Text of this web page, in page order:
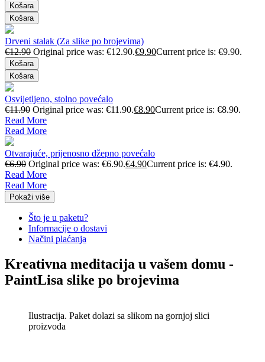
Košara
Košara
Drveni stalak (Za slike po brojevima)
€12.90 Original price was: €12.90.€9.90Current price is: €9.90.
Košara
Košara
Osvijetljeno, stolno povećalo
€11.90 Original price was: €11.90.€8.90Current price is: €8.90.
Read More
Read More
Otvarajuće, prijenosno džepno povećalo
€6.90 Original price was: €6.90.€4.90Current price is: €4.90.
Read More
Read More
Pokaži više
Što je u paketu?
Informacije o dostavi
Načini plaćanja
Kreativna meditacija u vašem domu -
PaintLisa slike po brojevima
Ilustracija. Paket dolazi sa slikom na gornjoj slici
proizvoda